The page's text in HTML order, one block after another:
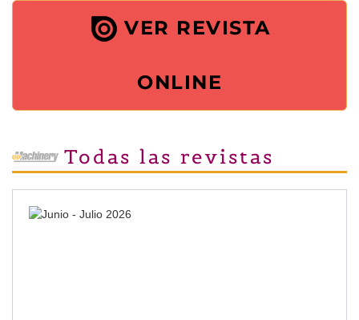
VER REVISTA
ONLINE
Todas las revistas